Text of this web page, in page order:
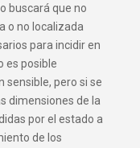
buscará que no
o no localizada
para incidir en
es posible
pero si se
dimensiones de la
por el estado a
de los